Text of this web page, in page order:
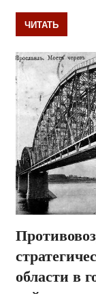
ЧИТАТЬ
области в